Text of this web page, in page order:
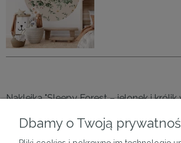
Naklejka "Sleepy Forest – jelonek i królik
Dbamy o Twoją